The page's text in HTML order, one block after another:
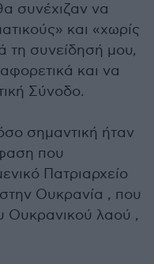
συνέχιζαν να
και «χωρίς
τη συνείδησή μου,
και να
Σύνοδο.
σημαντική ήταν
που
Πατριαρχείο
Ουκρανία , που
Ουκρανικού λαού ,